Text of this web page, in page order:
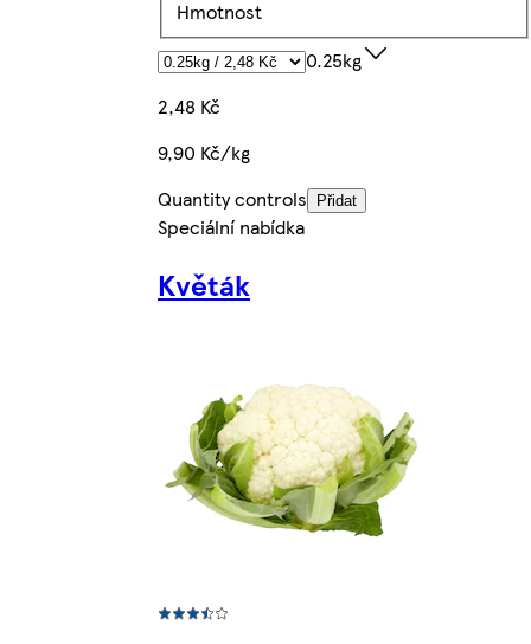
Hmotnost
0.25kg
2,48 Kč
9,90 Kč/kg
Quantity controls
Přidat
Speciální nabídka
Květák